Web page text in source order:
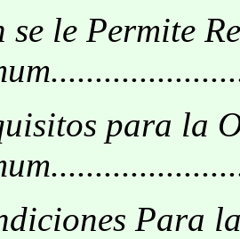
se le Permite
para la
Para